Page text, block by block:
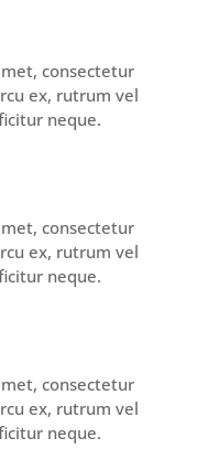
consectetur
ex, rutrum vel
neque.
consectetur
ex, rutrum vel
neque.
consectetur
ex, rutrum vel
neque.